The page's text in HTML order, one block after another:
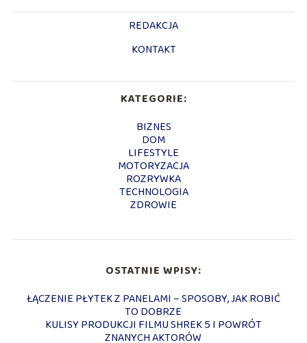
REDAKCJA
KONTAKT
KATEGORIE:
BIZNES
DOM
LIFESTYLE
MOTORYZACJA
ROZRYWKA
TECHNOLOGIA
ZDROWIE
OSTATNIE WPISY:
ŁĄCZENIE PŁYTEK Z PANELAMI – SPOSOBY, JAK ROBIĆ
TO DOBRZE
KULISY PRODUKCJI FILMU SHREK 5 I POWRÓT
ZNANYCH AKTORÓW